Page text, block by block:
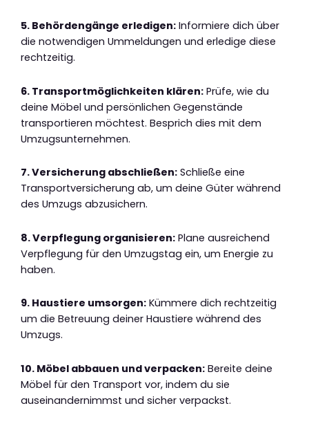
5. Behördengänge erledigen: Informiere dich über
die notwendigen Ummeldungen und erledige diese
rechtzeitig.
6. Transportmöglichkeiten klären: Prüfe, wie du
deine Möbel und persönlichen Gegenstände
transportieren möchtest. Besprich dies mit dem
Umzugsunternehmen.
7. Versicherung abschließen: Schließe eine
Transportversicherung ab, um deine Güter während
des Umzugs abzusichern.
8. Verpflegung organisieren: Plane ausreichend
Verpflegung für den Umzugstag ein, um Energie zu
haben.
9. Haustiere umsorgen: Kümmere dich rechtzeitig
um die Betreuung deiner Haustiere während des
Umzugs.
10. Möbel abbauen und verpacken: Bereite deine
Möbel für den Transport vor, indem du sie
auseinandernimmst und sicher verpackst.